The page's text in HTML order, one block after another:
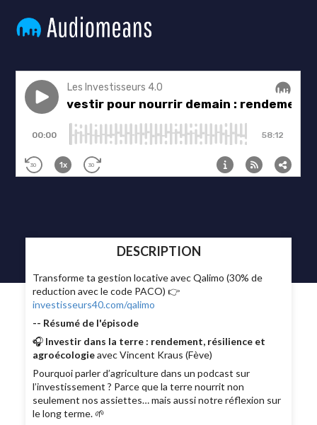
DESCRIPTION
Transforme ta gestion locative avec Qalimo (30% de
reduction avec le code PACO) 👉
investisseurs40.com/qalimo
-- Résumé de l'épisode
🎧 Investir dans la terre : rendement, résilience et
agroécologieavec Vincent Kraus (Fève)
Pourquoi parler d’agriculture dans un podcast sur
l’investissement ? Parce que la terre nourrit non
seulement nos assiettes… mais aussi notre réflexion sur
le long terme. 🌱